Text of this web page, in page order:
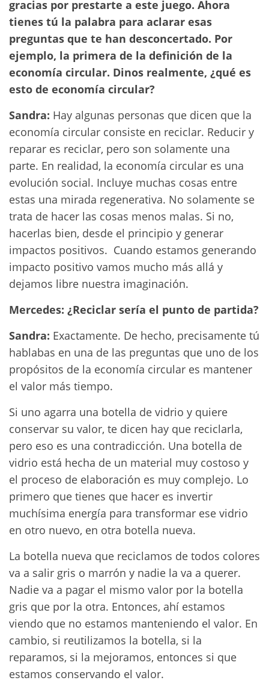
gracias por prestarte a este juego. Ahora
tienes tú la palabra para aclarar esas
preguntas que te han desconcertado. Por
ejemplo, la primera de la definición de la
economía circular. Dinos realmente, ¿qué es
esto de economía circular?
Sandra: Hay algunas personas que dicen que la
economía circular consiste en reciclar. Reducir y
reparar es reciclar, pero son solamente una
parte. En realidad, la economía circular es una
evolución social. Incluye muchas cosas entre
estas una mirada regenerativa. No solamente se
trata de hacer las cosas menos malas. Si no,
hacerlas bien, desde el principio y generar
impactos positivos. Cuando estamos generando
impacto positivo vamos mucho más allá y
dejamos libre nuestra imaginación.
Mercedes: ¿Reciclar sería el punto de partida?
Sandra: Exactamente. De hecho, precisamente tú
hablabas en una de las preguntas que uno de los
propósitos de la economía circular es mantener
el valor más tiempo.
Si uno agarra una botella de vidrio y quiere
conservar su valor, te dicen hay que reciclarla,
pero eso es una contradicción. Una botella de
vidrio está hecha de un material muy costoso y
el proceso de elaboración es muy complejo. Lo
primero que tienes que hacer es invertir
muchísima energía para transformar ese vidrio
en otro nuevo, en otra botella nueva.
La botella nueva que reciclamos de todos colores
va a salir gris o marrón y nadie la va a querer.
Nadie va a pagar el mismo valor por la botella
gris que por la otra. Entonces, ahí estamos
viendo que no estamos manteniendo el valor. En
cambio, si reutilizamos la botella, si la
reparamos, si la mejoramos, entonces si que
estamos conservando el valor.